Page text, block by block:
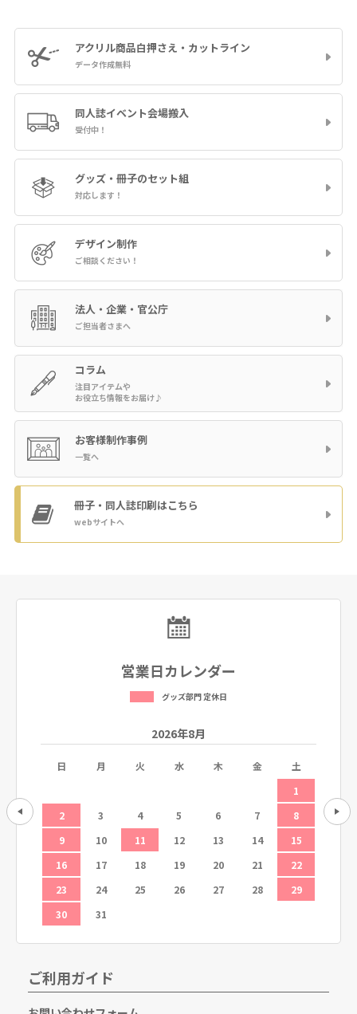
アクリル商品白押さえ・カットライン
データ作成無料
同人誌イベント会場搬入
受付中！
グッズ・冊子のセット組
対応します！
デザイン制作
ご相談ください！
法人・企業・官公庁
ご担当者さまへ
コラム
注目アイテムや
お役立ち情報をお届け♪
お客様制作事例
一覧へ
冊子・同人誌印刷はこちら
webサイトへ
営業日カレンダー
グッズ部門 定休日
12
2026年8月
日 月 火 水 木 金
土
1
2
3 4 5 6 7
8
9
10 11 12 13 14
15
16
17 18 19 20 21
22
23
24 25 26 27 28
29
30
31
6
ご利用ガイド